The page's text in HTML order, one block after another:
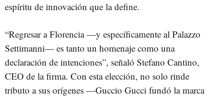
espíritu de innovación que la define.
“Regresar a Florencia —y específicamente al Palazzo
Settimanni— es tanto un homenaje como una
declaración de intenciones”, señaló Stefano Cantino,
CEO de la firma. Con esta elección, no solo rinde
tributo a sus orígenes —Guccio Gucci fundó la marca